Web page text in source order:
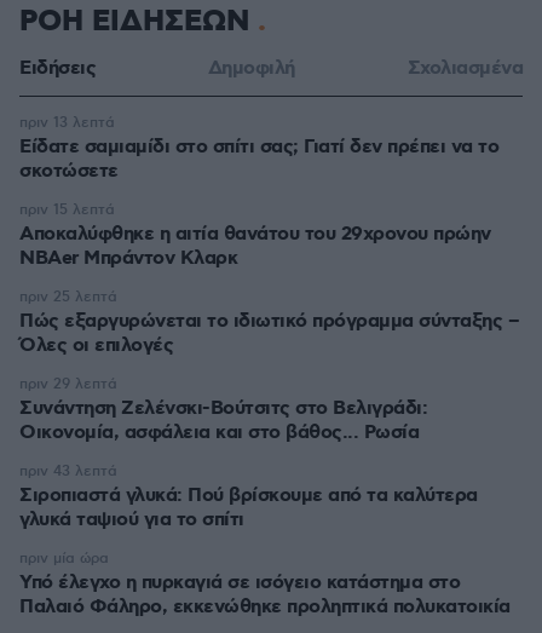
ΡΟΗ ΕΙΔΗΣΕΩΝ
Ειδήσεις Δημοφιλή Σχολιασμένα
Είδατε σαμιαμίδι στο σπίτι σας; Γιατί δεν πρέπει να το
σκοτώσετε
πριν 13 λεπτά
Αποκαλύφθηκε η αιτία θανάτου του 29χρονου πρώην
NBAer Μπράντον Κλαρκ
πριν 15 λεπτά
Πώς εξαργυρώνεται το ιδιωτικό πρόγραμμα σύνταξης –
Όλες οι επιλογές
πριν 25 λεπτά
Συνάντηση Ζελένσκι-Βούτσιτς στο Βελιγράδι:
Οικονομία, ασφάλεια και στο βάθος... Ρωσία
πριν 29 λεπτά
Σιροπιαστά γλυκά: Πού βρίσκουμε από τα καλύτερα
γλυκά ταψιού για το σπίτι
πριν 43 λεπτά
Υπό έλεγχο η πυρκαγιά σε ισόγειο κατάστημα στο
Παλαιό Φάληρο, εκκενώθηκε προληπτικά πολυκατοικία
πριν μία ώρα